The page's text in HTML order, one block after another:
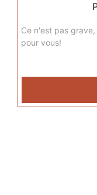
Ce n'est pas
pour vous!